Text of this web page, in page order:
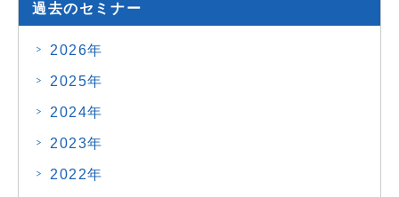
過去のセミナー
2026年
2025年
2024年
2023年
2022年